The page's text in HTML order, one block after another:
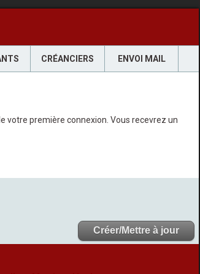
CRÉANCIERS ENVOI MAIL
votre première connexion. Vous recevrez un